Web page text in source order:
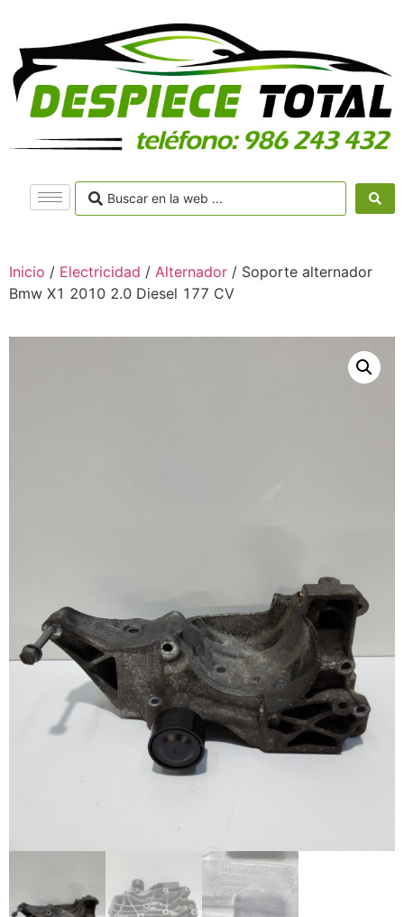
Inicio / Electricidad / Alternador / Soporte alternador
Bmw X1 2010 2.0 Diesel 177 CV